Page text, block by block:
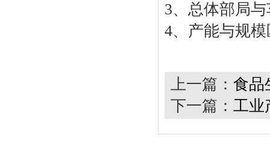
3、总体部局
4、产能与规
上一篇： 食品
下一篇： 工业